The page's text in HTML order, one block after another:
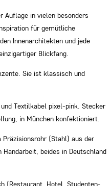
Auflage in vielen besonders
für gemütliche
Innenarchitekten und jede
Blickfang.
Sie ist klassisch und
Textilkabel pixel-pink. Stecker
in München konfektioniert.
Präzisionsrohr (Stahl) aus der
beides in Deutschland
(Restaurant, Hotel, Studenten-